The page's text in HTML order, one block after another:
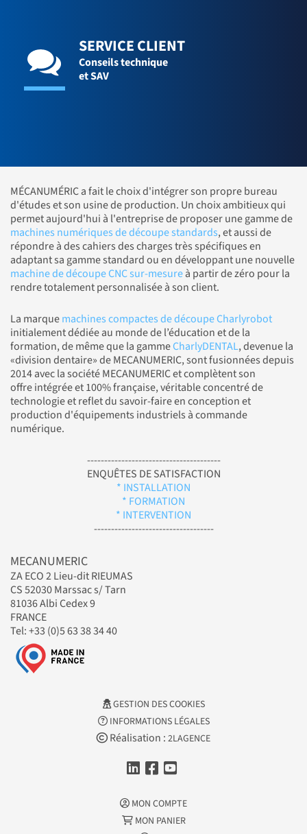
SERVICE CLIENT
Conseils technique
et SAV
MÉCANUMÉRIC a fait le choix d'intégrer son propre bureau
d'études et son usine de production. Un choix ambitieux qui
permet aujourd'hui à l'entreprise de proposer une gamme de
machines numériques de découpe standards, et aussi de
répondre à des cahiers des charges très spécifiques en
adaptant sa gamme standard ou en développant une nouvelle
machine de découpe CNC sur-mesureà partir de zéro pour la
rendre totalement personnalisée à son client.
La marquemachines compactes de découpe Charlyrobot
initialement dédiée au monde de l’éducation et de la
formation, de même que la gammeCharlyDENTAL, devenue la
«division dentaire» de MECANUMERIC, sont fusionnées depuis
2014 avec la société MECANUMERIC et complètent son
offre intégrée et 100% française, véritable concentré de
technologie et reflet du savoir-faire en conception et
production d'équipements industriels à commande
numérique.
---------------------------------------
ENQUÊTES DE SATISFACTION
* INSTALLATION
* FORMATION
* INTERVENTION
-----------------------------------
MECANUMERIC
ZA ECO 2 Lieu-dit RIEUMAS
CS 52030 Marssac s/ Tarn
81036 Albi Cedex 9
FRANCE
Tel: +33 (0)5 63 38 34 40
GESTION DES COOKIES
INFORMATIONS LÉGALES
Réalisation : 2LAGENCE
MON COMPTE
MON PANIER